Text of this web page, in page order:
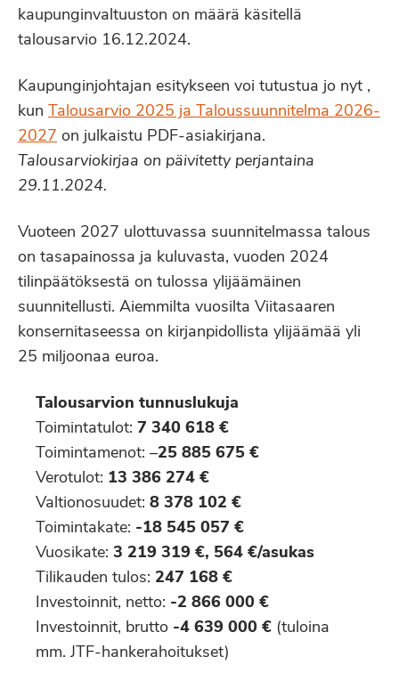
kaupunginvaltuuston on määrä käsitellä
talousarvio 16.12.2024.
Kaupunginjohtajan esitykseen voi tutustua jo nyt ,
kun Talousarvio 2025 ja Taloussuunnitelma 2026-
2027 on julkaistu PDF-asiakirjana.
Talousarviokirjaa on päivitetty perjantaina
29.11.2024.
Vuoteen 2027 ulottuvassa suunnitelmassa talous
on tasapainossa ja kuluvasta, vuoden 2024
tilinpäätöksestä on tulossa ylijäämäinen
suunnitellusti. Aiemmilta vuosilta Viitasaaren
konsernitaseessa on kirjanpidollista ylijäämää yli
25 miljoonaa euroa.
Talousarvion tunnuslukuja
Toimintatulot: 7 340 618 €
Toimintamenot: –25 885 675 €
Verotulot: 13 386 274 €
Valtionosuudet: 8 378 102 €
Toimintakate: -18 545 057 €
Vuosikate: 3 219 319 €, 564 €/asukas
Tilikauden tulos: 247 168 €
Investoinnit, netto: -2 866 000 €
Investoinnit, brutto -4 639 000 € (tuloina
mm. JTF-hankerahoitukset)